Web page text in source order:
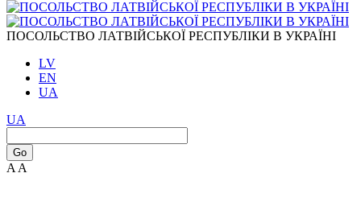
ПОСОЛЬСТВО ЛАТВІЙСЬКОЇ РЕСПУБЛІКИ В УКРАЇНІ
LV
EN
UA
UA
Go
A A